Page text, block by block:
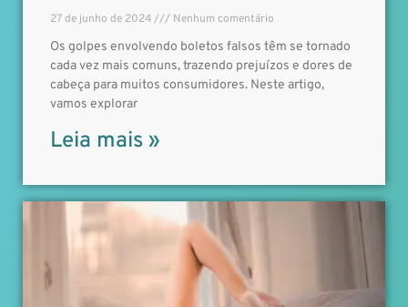
27 de junho de 2024 Nenhum comentário
Os golpes envolvendo boletos falsos têm se tornado
cada vez mais comuns, trazendo prejuízos e dores de
cabeça para muitos consumidores. Neste artigo,
vamos explorar
Leia mais »